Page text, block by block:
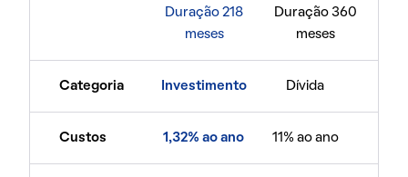
Duração 218
meses
Duração 360
meses
Categoria Investimento Dívida
Custos 1,32% ao ano 11% ao ano